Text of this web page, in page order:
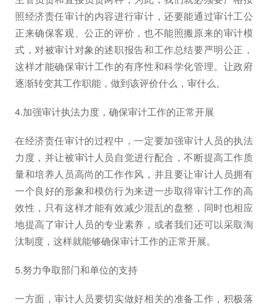
照经济责任审计的内容进行审计，还要能通过审计工公
正来确保客观、公正的评价，也不能照搬原来的审计模
式，对被审计对象的述职报告和工作总结要严明公正，
这样才能确保审计工作的有序性和科学化管理。让政府
逐渐转变其工作职能，做到该评价什么，审什么。
4.加强审计执法力度，确保审计工作的正常开展
在经济责任审计的过程中，一定要加强审计人员的执法
力度，并让被审计人员自觉进行配合，不断提高工作质
量和培养人员高尚的工作作风，并且要让审计人员拥有
一个良好的形象和模仿行为来进一步取得审计工作的高
效性，只有这样才能有效减少混乱的盘整，同时也相应
地提高了审计人员的专业素养，或者我们还可以采取淘
汰制度，这样就能够确保审计工作的正常开展。
5.努力争取部门和单位的支持
一方面，审计人员要切实做好相关的准备工作，积极落